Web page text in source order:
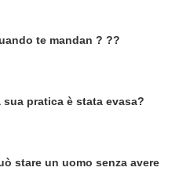
te mandan ? ??
pratica è stata evasa?
stare un uomo senza avere